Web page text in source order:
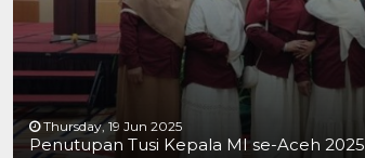
Thursday, 19 Jun 2025
Penutupan Tusi Kepala MI se-Aceh 2025